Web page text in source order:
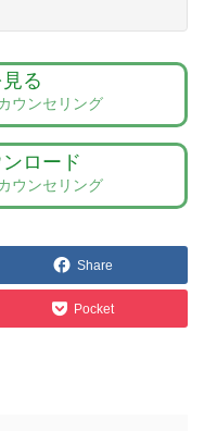
る
ウンセリング
ロード
ウンセリング
Share
Pocket